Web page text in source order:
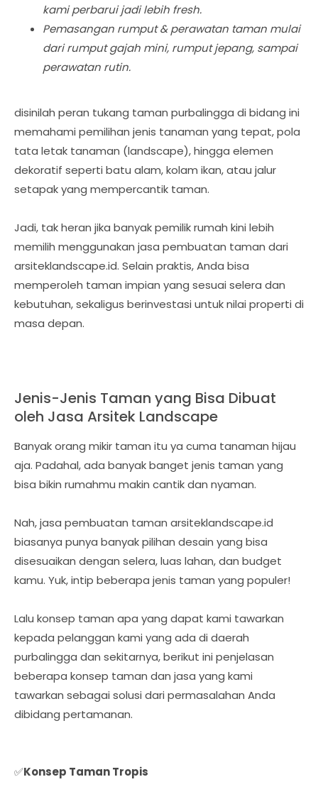
kami perbarui jadi lebih fresh.
Pemasangan rumput & perawatan taman mulai
dari rumput gajah mini, rumput jepang, sampai
perawatan rutin.
disinilah peran tukang taman purbalingga di bidang ini
memahami pemilihan jenis tanaman yang tepat, pola
tata letak tanaman (landscape), hingga elemen
dekoratif seperti batu alam, kolam ikan, atau jalur
setapak yang mempercantik taman.
Jadi, tak heran jika banyak pemilik rumah kini lebih
memilih menggunakan jasa pembuatan taman dari
arsiteklandscape.id. Selain praktis, Anda bisa
memperoleh taman impian yang sesuai selera dan
kebutuhan, sekaligus berinvestasi untuk nilai properti di
masa depan.
Jenis-Jenis Taman yang Bisa Dibuat
oleh Jasa Arsitek Landscape
Banyak orang mikir taman itu ya cuma tanaman hijau
aja. Padahal, ada banyak banget jenis taman yang
bisa bikin rumahmu makin cantik dan nyaman.
Nah, jasa pembuatan taman arsiteklandscape.id
biasanya punya banyak pilihan desain yang bisa
disesuaikan dengan selera, luas lahan, dan budget
kamu. Yuk, intip beberapa jenis taman yang populer!
Lalu konsep taman apa yang dapat kami tawarkan
kepada pelanggan kami yang ada di daerah
purbalingga dan sekitarnya, berikut ini penjelasan
beberapa konsep taman dan jasa yang kami
tawarkan sebagai solusi dari permasalahan Anda
dibidang pertamanan.
✅Konsep Taman Tropis